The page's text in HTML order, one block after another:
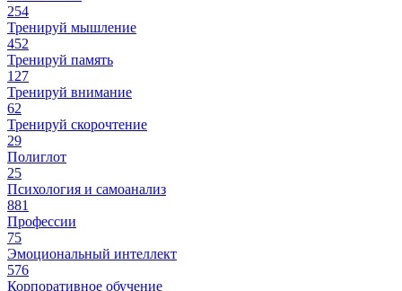
254
Тренируй мышление
452
Тренируй память
127
Тренируй внимание
62
Тренируй скорочтение
29
Полиглот
25
Психология и самоанализ
881
Профессии
75
Эмоциональный интеллект
576
Корпоративное обучение